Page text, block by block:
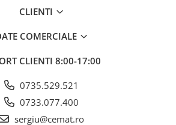
CLIENTI
COMERCIALE
CLIENTI 8:00-17:00
0735.529.521
0733.077.400
sergiu@cemat.ro